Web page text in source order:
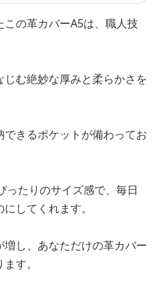
の革カバーA5は、職人技
む絶妙な厚みと柔らかさを
きるポケットが備わってお
ったりのサイズ感で、毎日
してくれます。
し、あなただけの革カバー
す。